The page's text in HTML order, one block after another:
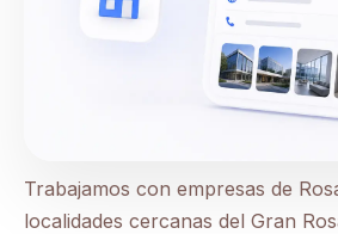
Trabajamos con empresas de
localidades cercanas del Gran